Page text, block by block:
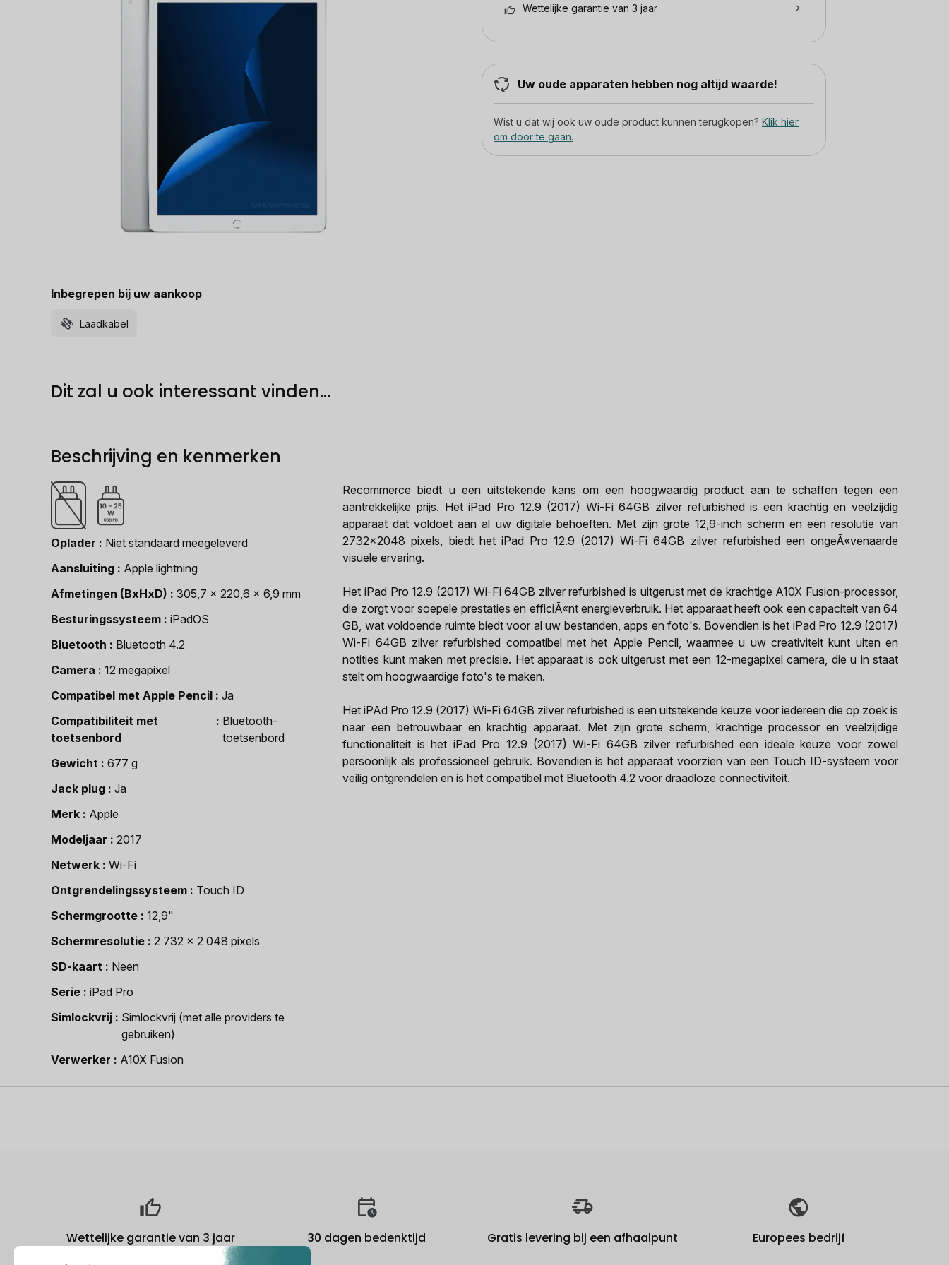
Inbegrepen bij uw aankoop
Laadkabel
Wettelijke garantie van 3 jaar
Uw oude apparaten hebben nog altijd waarde!
Wist u dat wij ook uw oude product kunnen terugkopen? Klik hier
om door te gaan.
Dit zal u ook interessant vinden...
Beschrijving en kenmerken
Oplader
Niet standaard meegeleverd
Aansluiting
Apple lightning
Afmetingen (BxHxD)
305,7 x 220,6 x 6,9 mm
Besturingssysteem
iPadOS
Bluetooth
Bluetooth 4.2
Camera
12 megapixel
Compatibel met Apple Pencil
Ja
Compatibiliteit met
toetsenbord
Bluetooth-
toetsenbord
Gewicht
677 g
Jack plug
Ja
Merk
Apple
Modeljaar
2017
Netwerk
Wi-Fi
Ontgrendelingssysteem
Touch ID
Schermgrootte
12,9"
Schermresolutie
2 732 x 2 048 pixels
SD-kaart
Neen
Serie
iPad Pro
Simlockvrij
Simlockvrij (met alle providers te
gebruiken)
Verwerker
A10X Fusion
Recommerce biedt u een uitstekende kans om een hoogwaardig product aan te schaffen tegen een
aantrekkelijke prijs. Het iPad Pro 12.9 (2017) Wi-Fi 64GB zilver refurbished is een krachtig en veelzijdig
apparaat dat voldoet aan al uw digitale behoeften. Met zijn grote 12,9-inch scherm en een resolutie van
2732x2048 pixels, biedt het iPad Pro 12.9 (2017) Wi-Fi 64GB zilver refurbished een ongeÃ«venaarde
visuele ervaring.
Het iPad Pro 12.9 (2017) Wi-Fi 64GB zilver refurbished is uitgerust met de krachtige A10X Fusion-processor,
die zorgt voor soepele prestaties en efficiÃ«nt energieverbruik. Het apparaat heeft ook een capaciteit van 64
GB, wat voldoende ruimte biedt voor al uw bestanden, apps en foto's. Bovendien is het iPad Pro 12.9 (2017)
Wi-Fi 64GB zilver refurbished compatibel met het Apple Pencil, waarmee u uw creativiteit kunt uiten en
notities kunt maken met precisie. Het apparaat is ook uitgerust met een 12-megapixel camera, die u in staat
stelt om hoogwaardige foto's te maken.
Het iPAd Pro 12.9 (2017) Wi-Fi 64GB zilver refurbished is een uitstekende keuze voor iedereen die op zoek is
naar een betrouwbaar en krachtig apparaat. Met zijn grote scherm, krachtige processor en veelzijdige
functionaliteit is het iPad Pro 12.9 (2017) Wi-Fi 64GB zilver refurbished een ideale keuze voor zowel
persoonlijk als professioneel gebruik. Bovendien is het apparaat voorzien van een Touch ID-systeem voor
veilig ontgrendelen en is het compatibel met Bluetooth 4.2 voor draadloze connectiviteit.
Wettelijke garantie van 3 jaar 30 dagen bedenktijd Gratis levering bij een afhaalpunt Europees bedrijf